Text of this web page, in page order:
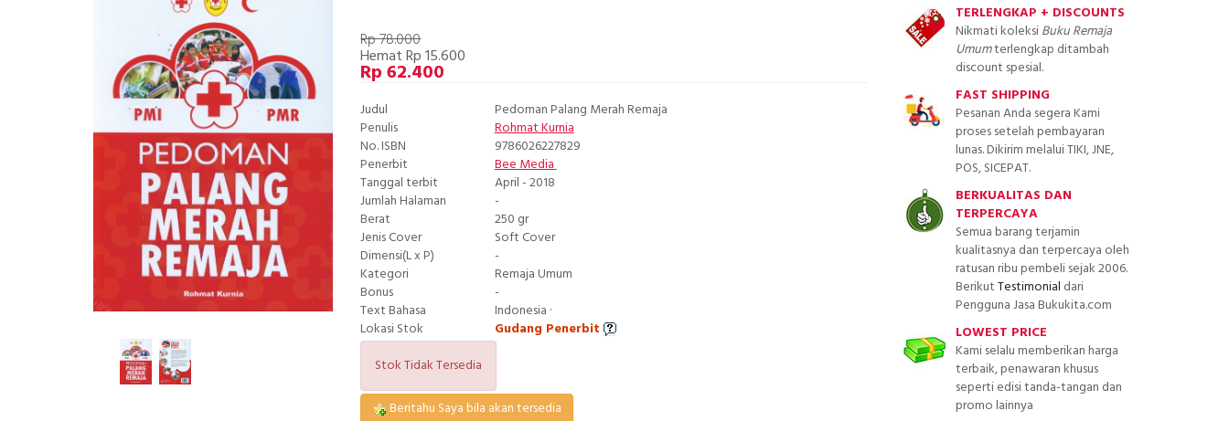
Rp 78.000
Hemat Rp 15.600
Rp 62.400
Judul
Pedoman Palang Merah Remaja
Penulis
Rohmat Kurnia
No. ISBN
9786026227829
Penerbit
Bee Media
Tanggal terbit
April - 2018
Jumlah Halaman
-
Berat
250 gr
Jenis Cover
Soft Cover
Dimensi(L x P)
-
Kategori
Remaja Umum
Bonus
-
Text Bahasa
Indonesia ·
Lokasi Stok
Gudang Penerbit
Stok Tidak Tersedia
Beritahu Saya bila akan tersedia
TERLENGKAP + DISCOUNTS
Nikmati koleksiBuku Remaja
Umumterlengkap ditambah
discount spesial.
FAST SHIPPING
Pesanan Anda segera Kami
proses setelah pembayaran
lunas. Dikirim melalui TIKI, JNE,
POS, SICEPAT.
BERKUALITAS DAN
TERPERCAYA
Semua barang terjamin
kualitasnya dan terpercaya oleh
ratusan ribu pembeli sejak 2006.
BerikutTestimonial dari
Pengguna Jasa Bukukita.com
LOWEST PRICE
Kami selalu memberikan harga
terbaik, penawaran khusus
seperti edisi tanda-tangan dan
promo lainnya